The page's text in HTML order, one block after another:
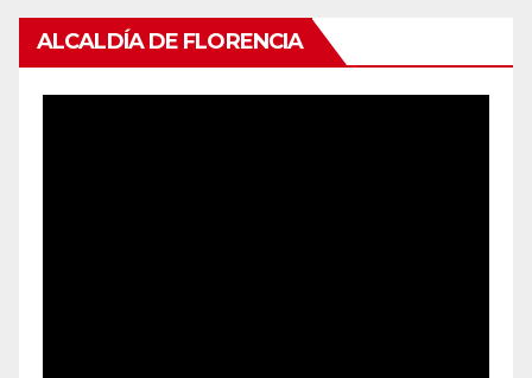
ALCALDÍA DE FLORENCIA